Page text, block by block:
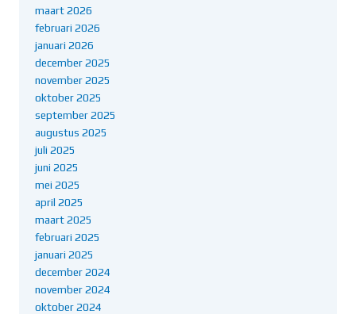
maart 2026
februari 2026
januari 2026
december 2025
november 2025
oktober 2025
september 2025
augustus 2025
juli 2025
juni 2025
mei 2025
april 2025
maart 2025
februari 2025
januari 2025
december 2024
november 2024
oktober 2024